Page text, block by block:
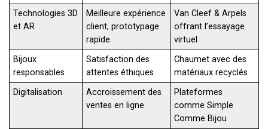
Technologies 3D
et AR
Meilleure expérience
client, prototypage
rapide
Van Cleef & Arpels
offrant l’essayage
virtuel
Bijoux
responsables
Satisfaction des
attentes éthiques
Chaumet avec des
matériaux recyclés
Digitalisation
Accroissement des
ventes en ligne
Plateformes
comme Simple
Comme Bijou